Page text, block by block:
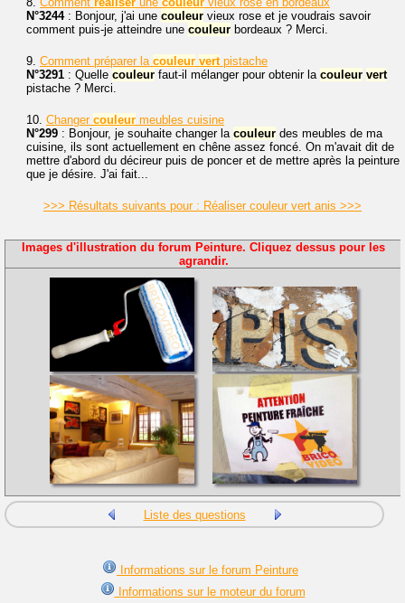
N°3244: Bonjour, j'ai une couleur vieux rose et je voudrais savoir
comment puis-je atteindre une couleur bordeaux ? Merci.
9. Comment préparer la couleur vertpistache
N°3291 : Quelle couleur faut-il mélanger pour obtenir la couleur vert
pistache ? Merci.
10. Changer couleur meubles cuisine
N°299 : Bonjour, je souhaite changer la couleur des meubles de ma
cuisine, ils sont actuellement en chêne assez foncé. On m'avait dit de
mettre d'abord du décireur puis de poncer et de mettre après la peinture
que je désire. J'ai fait...
>>> Résultats suivants pour : Réaliser couleur vert anis >>>
Images d'illustration du forum Peinture. Cliquez dessus pour les
agrandir.
Liste des questions
Informations sur le forum Peinture
Informations sur le moteur du forum